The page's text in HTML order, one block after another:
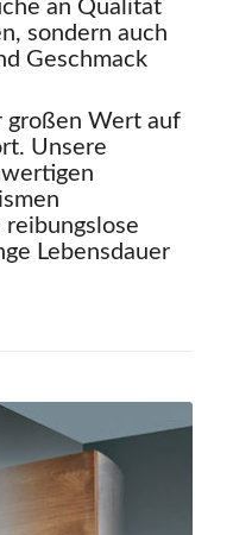
an Qualität
sondern auch
Geschmack
großen Wert auf
Unsere
Lebensdauer